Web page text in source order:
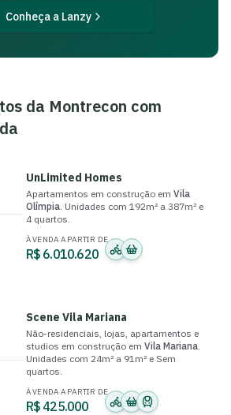
Conheça a Lanzy
da Montrecon com
UnLimited Homes
Apartamentos em construçãoem Vila
Olímpia. Unidades com 192m² a 387m²e
4 quartos
À VENDA A PARTIR DE
R$ 6.010.620
Scene Vila Mariana
Não-residenciais, lojas, apartamentos e
studios em construçãoem Vila Mariana.
Unidades com 24m² a 91m²e Sem
quartos
À VENDA A PARTIR DE
R$ 425.000